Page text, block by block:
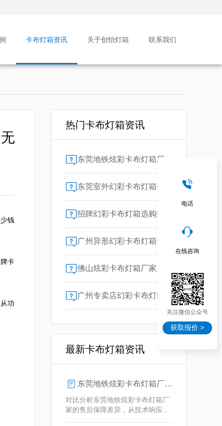
卡布灯箱资讯 关于创怡灯箱 联系我们
钱
卡
功
热门卡布灯箱资讯
广州专卖店幻彩卡布灯箱选购指南：一位广告总监的售后保障启示录
最新卡布灯箱资讯
东莞地铁炫彩卡布灯箱厂家售后保障对比指南：广告公司选型核心要素解析
对比分析东莞地铁炫彩卡布灯箱厂
家的售后保障差异，从技术响应、
电话
在线咨询
关注微信公众号
获取报价 >